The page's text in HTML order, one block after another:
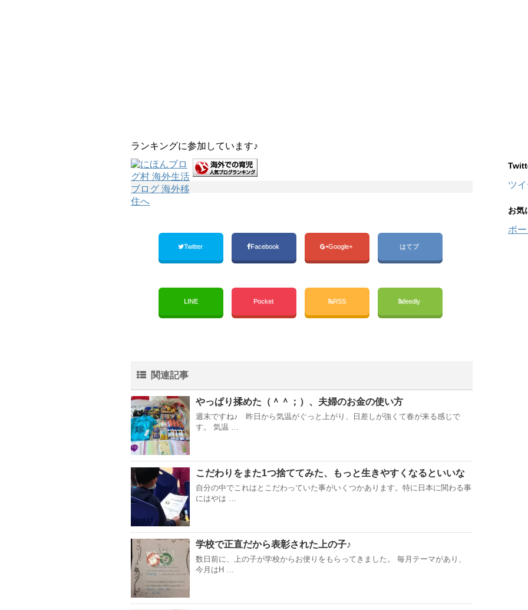
ランキングに参加しています♪
Twitter Facebook Google+ はてブ
LINE Pocket RSS feedly
関連記事
やっぱり揉めた（＾＾；）、夫婦のお金の使い方
週末ですね♪ 昨日から気温がぐっと上がり、日差しが強くて春が来る感じで
す。 気温 …
こだわりをまた1つ捨ててみた、もっと生きやすくなるといいな
自分の中でこれはとこだわっていた事がいくつかあります。特に日本に関わる事
にはやは …
学校で正直だから表彰された上の子♪
数日前に、上の子が学校からお便りをもらってきました。 毎月テーマがあり、
今月はH …
ツイ
お気
ポ